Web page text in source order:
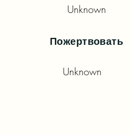
Unknown
Пожертвовать
Unknown